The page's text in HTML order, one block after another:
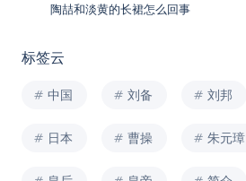
陶喆和淡黄的长裙怎么回事
标签云
中国 刘备 刘邦
日本 曹操 朱元璋